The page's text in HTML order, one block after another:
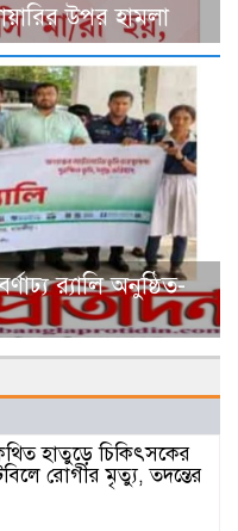
উপর হামলা
র‍্যালি অনুষ্ঠিত-
হাতুড়ে চিকিৎসকের
রোগীর মৃত্যু, তদন্তের